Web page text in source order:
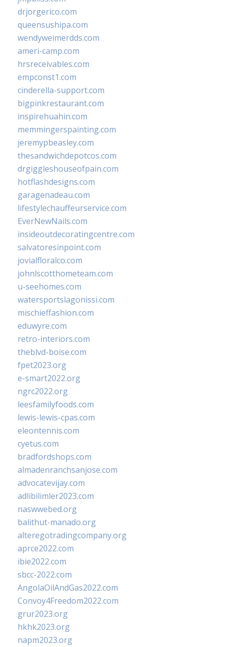
drjorgerico.com
queensushipa.com
wendyweimerdds.com
ameri-camp.com
hrsreceivables.com
empconst1.com
cinderella-support.com
bigpinkrestaurant.com
inspirehuahin.com
memmingerspainting.com
jeremypbeasley.com
thesandwichdepotcos.com
drgiggleshouseofpain.com
hotflashdesigns.com
garagenadeau.com
lifestylechauffeurservice.com
EverNewNails.com
insideoutdecoratingcentre.com
salvatoresinpoint.com
jovialfloralco.com
johnlscotthometeam.com
u-seehomes.com
watersportslagonissi.com
mischieffashion.com
eduwyre.com
retro-interiors.com
theblvd-boise.com
fpet2023.org
e-smart2022.org
ngrc2022.org
leesfamilyfoods.com
lewis-lewis-cpas.com
eleontennis.com
cyetus.com
bradfordshops.com
almadenranchsanjose.com
advocatevijay.com
adlibilimler2023.com
naswwebed.org
balithut-manado.org
alteregotradingcompany.org
aprce2022.com
ibie2022.com
sbcc-2022.com
AngolaOilAndGas2022.com
Convoy4Freedom2022.com
grur2023.org
hkhk2023.org
napm2023.org